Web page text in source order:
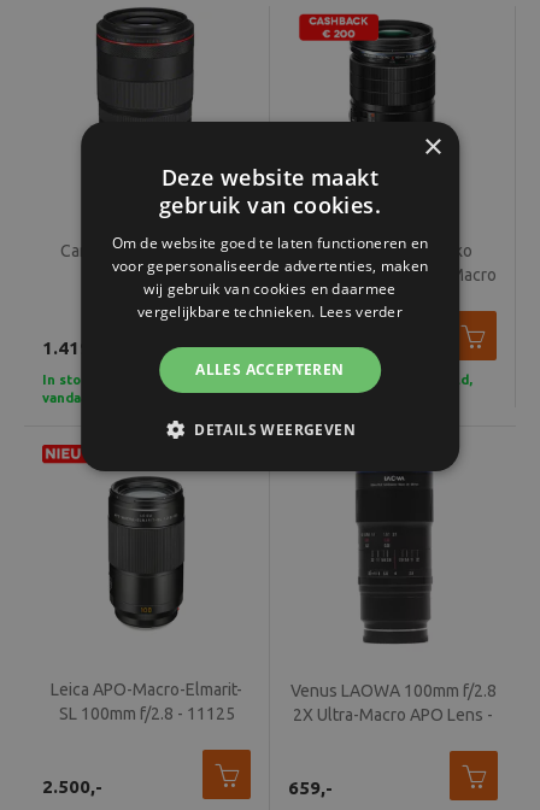
Canon RF 100mm F2.8L
MACRO IS USM
1.419,-
In stock - Voor 15u besteld,
vandaag verzonden
OM SYSTEM M.Zuiko
Digital ED 90mm F3.5 Macro
IS PRO
1.499,-
In stock - Voor 15u besteld,
vandaag verzonden
Leica APO-Macro-Elmarit-
SL 100mm f/2.8 - 11125
2.500,-
Venus LAOWA 100mm f/2.8
2X Ultra-Macro APO Lens -
659,-
×
Deze website maakt
gebruik van cookies.
Om de website goed te laten functioneren en
voor gepersonaliseerde advertenties, maken
wij gebruik van cookies en daarmee
vergelijkbare technieken. Lees verder
ALLES ACCEPTEREN
DETAILS WEERGEVEN